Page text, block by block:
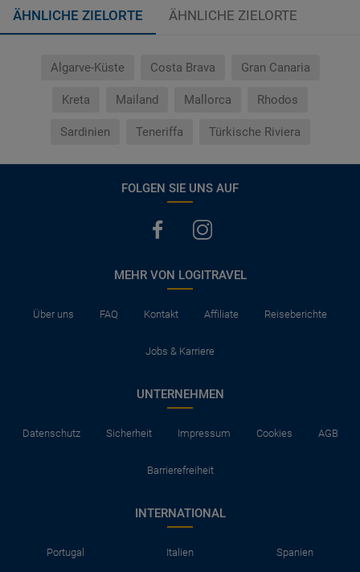
ÄHNLICHE ZIELORTE ÄHNLICHE ZIELORTE
Algarve-Küste Costa Brava Gran Canaria
Kreta Mailand Mallorca Rhodos
Sardinien Teneriffa Türkische Riviera
FOLGEN SIE UNS AUF
MEHR VON LOGITRAVEL
Über uns FAQ Kontakt Affiliate Reiseberichte
Jobs & Karriere
UNTERNEHMEN
Datenschutz Sicherheit Impressum Cookies AGB
Barrierefreiheit
INTERNATIONAL
Portugal Italien Spanien